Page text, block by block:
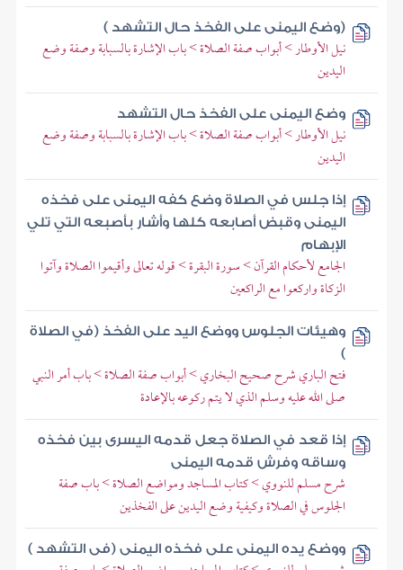
(وضع اليمنى على الفخذ حال التشهد )
نيل الأوطار > أبواب صفة الصلاة > باب الإشارة بالسبابة وصفة وضع
اليدين
وضع اليمنى على الفخذ حال التشهد
نيل الأوطار > أبواب صفة الصلاة > باب الإشارة بالسبابة وصفة وضع
اليدين
إذا جلس في الصلاة وضع كفه اليمنى على فخذه
اليمنى وقبض أصابعه كلها وأشار بأصبعه التي تلي
الإبهام
الجامع لأحكام القرآن > سورة البقرة > قوله تعالى وأقيموا الصلاة وآتوا
الزكاة واركعوا مع الراكعين
وهيئات الجلوس ووضع اليد على الفخذ (في الصلاة
)
فتح الباري شرح صحيح البخاري > أبواب صفة الصلاة > باب أمر النبي
صلى الله عليه وسلم الذي لا يتم ركوعه بالإعادة
إذا قعد في الصلاة جعل قدمه اليسرى بين فخذه
وساقه وفرش قدمه اليمنى
شرح مسلم للنووي > كتاب المساجد ومواضع الصلاة > باب صفة
الجلوس في الصلاة وكيفية وضع اليدين على الفخذين
ووضع يده اليمنى على فخذه اليمنى (فى التشهد )